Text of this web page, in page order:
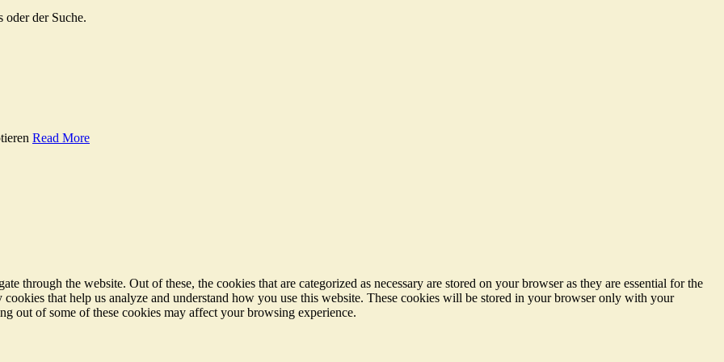
oder der Suche.
Read More
through the website. Out of these, the cookies that are categorized as necessary are stored on your browser as they are essential for the
that help us analyze and understand how you use this website. These cookies will be stored in your browser only with your
out of some of these cookies may affect your browsing experience.